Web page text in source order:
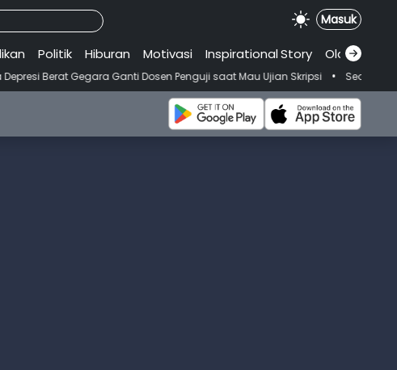
Masuk
Politik Hiburan Motivasi Inspirational.Story Olahraga
Ganti Dosen Penguji saat Mau Ujian Skripsi • Seorang Wanita Meninggal